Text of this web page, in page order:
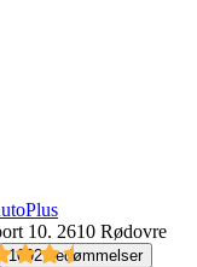
10. 2610 Rødovre
1092 bedømmelser